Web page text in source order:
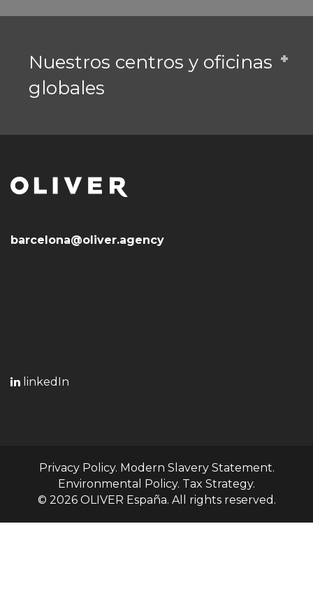
Nuestros centros y oficinas
globales
barcelona@oliver.agency
linkedIn
Privacy Policy. Modern Slavery Statement.
Environmental Policy. Tax Strategy.
© 2026 OLIVER España. All rights reserved.